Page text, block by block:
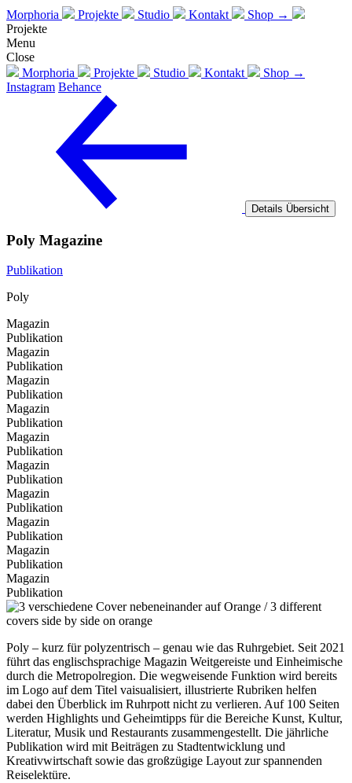
Morphoria Projekte Studio Kontakt
Shop →
Projekte
Menu
Close
Morphoria
Projekte Studio Kontakt
Shop →
Instagram Behance
Details Übersicht
Poly Magazine
Publikation
Poly
Magazin
Publikation
Magazin
Publikation
Magazin
Publikation
Magazin
Publikation
Magazin
Publikation
Magazin
Publikation
Magazin
Publikation
Magazin
Publikation
Magazin
Publikation
Magazin
Publikation
Poly – kurz für polyzentrisch – genau wie das Ruhrgebiet. Seit 2021
führt das englischsprachige Magazin Weitgereiste und Einheimische
durch die Metropolregion. Die wegweisende Funktion wird bereits
im Logo auf dem Titel vaisualisiert, illustrierte Rubriken helfen
dabei den Überblick im Ruhrpott nicht zu verlieren. Auf 100 Seiten
werden Highlights und Geheimtipps für die Bereiche Kunst, Kultur,
Literatur, Musik und Restaurants zusammengestellt. Die jährliche
Publikation wird mit Beiträgen zu Stadtentwicklung und
Kreativwirtschaft sowie das großzügige Layout zur spannenden
Reiselektüre.